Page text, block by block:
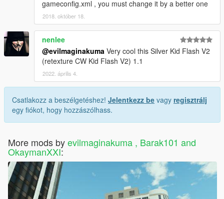
gameconfig.xml , you must change it by a better one
2018. október 18.
nenlee
@evilmaginakuma Very cool this Silver Kid Flash V2
(retexture CW Kid Flash V2) 1.1
2022. április 4.
Csatlakozz a beszélgetéshez! Jelentkezz be vagy regisztrálj
egy fiókot, hogy hozzászólhass.
More mods byevilmaginakuma , Barak101 and
OkaymanXXI: